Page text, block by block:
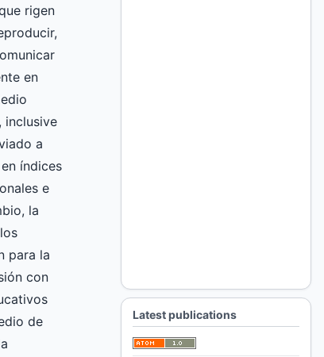
rigen
en
inclusive
a
índices
e
la
para la
con
de
Latest publications